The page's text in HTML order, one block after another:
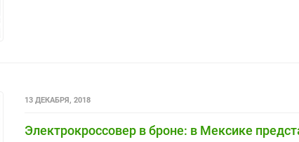
13 ДЕКАБРЯ, 2018
Электрокроссовер в броне: в Мексике